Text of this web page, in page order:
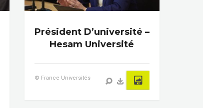
Président D’université –
Hesam Université
© France Universités